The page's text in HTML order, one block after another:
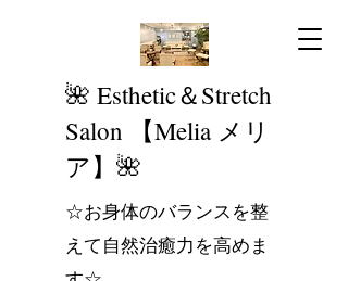
​🌺 Esthetic＆Stretch
Salon 【Melia メリ
ア】🌺
☆お身体のバランスを整
えて自然治癒力を高めま